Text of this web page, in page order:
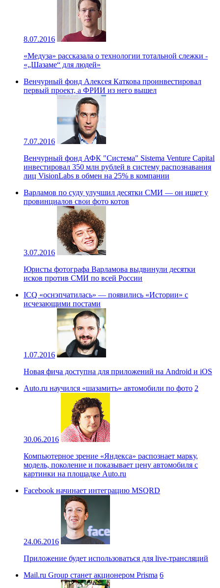
8.07.2016
«Медуза» рассказала о технологии тотальной слежки -
«„Шазаме“ для людей»
Венчурный фонд Алексея Каткова проинвестировал
первый проект, а ФРИИ из него вышел
7.07.2016
Венчурный фонд АФК "Система" Sistema Venture Capital
инвестировал 350 млн рублей в систему распознавания
лиц VisionLabs в обмен на 25% в компании
Варламов по суду улучшил десятки СМИ — он ищет у
провинциалов свои фото котов
3.07.2016
Юристы фотографа Варламова выдвинули десятки
исков против СМИ по всей России
ICQ «оснэпчатилась» — появились «Истории» с
исчезающими постами
1.07.2016
Новая фича доступна для приложений на Android и iOS
Auto.ru научился «шазамить» автомобили по фото 2
30.06.2016
Компьютерное зрение «Яндекса» распознает марку,
модель, поколение и показывает цену автомобиля с
картинки на площадке Auto.ru
Facebook начинает интеграцию MSQRD
24.06.2016
Приложение будет использоваться для live-трансляций
Mail.ru Group станет акционером Prisma 6